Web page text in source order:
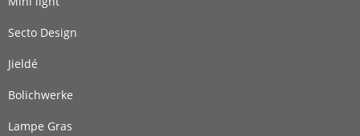
Secto Design
Jieldé
Bolichwerke
Lampe Gras